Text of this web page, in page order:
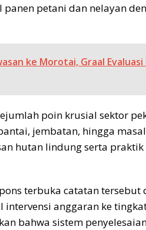
petani dan nelayan
ke Morotai, Graal
poin krusial sektor
jembatan, hingga
hutan lindung serta praktik
terbuka catatan tersebut
anggaran ke
bahwa sistem